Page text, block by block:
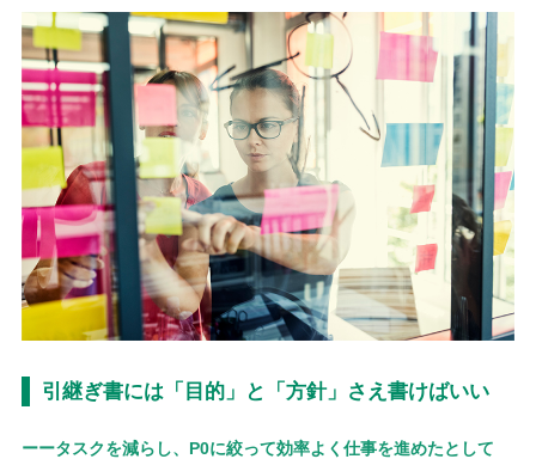
引継ぎ書には「目的」と「方針」さえ書けばいい
ーータスクを減らし、P0に絞って効率よく仕事を進めたとして